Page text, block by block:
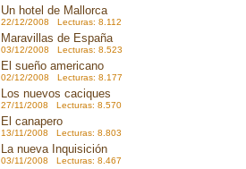
Un hotel de Mallorca
22/12/2008 Lecturas: 8.112
Maravillas de España
03/12/2008 Lecturas: 8.523
El sueño americano
02/12/2008 Lecturas: 8.177
Los nuevos caciques
27/11/2008 Lecturas: 8.570
El canapero
13/11/2008 Lecturas: 8.803
La nueva Inquisición
03/11/2008 Lecturas: 8.467